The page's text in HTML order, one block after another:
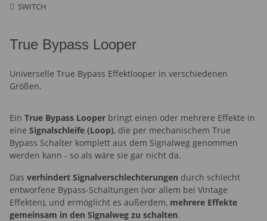
SWITCH
True Bypass Looper
Universelle True Bypass Effektlooper in verschiedenen
Größen.
Ein True Bypass Looper bringt einen oder mehrere Effekte in
eine Signalschleife (Loop), die per mechanischem True
Bypass Schalter komplett aus dem Signalweg genommen
werden kann - so als wäre sie gar nicht da.
Das verhindert Signalverschlechterungen durch schlecht
entworfene Bypass-Schaltungen (vor allem bei Vintage
Effekten), und ermöglicht es außerdem, mehrere Effekte
gemeinsam in den Signalweg zu schalten.